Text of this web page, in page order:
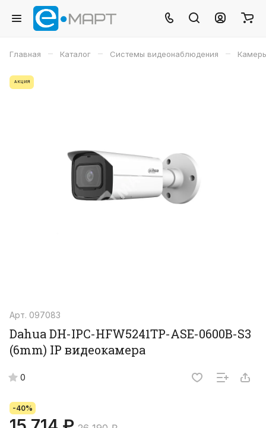
Главная – Каталог – Системы видеонаблюдения –
АКЦИЯ
Арт. 097083
Dahua DH-IPC-HFW5241TP-ASE-0600B-S3
(6mm) IP видеокамера
0
-40%